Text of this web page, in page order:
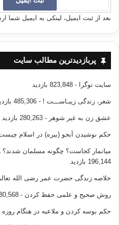
نیست؛ یعنی بودن مقدمات مساوی با
که چه روی می دهد و چه روی نمی دهد،
گناه شده است؛ پس بودن و نبودن
او مهم باشد.
او فردی متوکل است.
توکل مستلزم اخذ اسباب است:
ذکر این توضیح نیز ضروری است که توکل
روشن شدن مطلب مثالی را به اختصار ذکر
وضعیت هم به گونه ای است که بیماران
کنند.
بعد از ثبت ایمیل، لینکی به ایمیل شما
پربازدیدترین مطالب سایت
سایت نوگرا - 823,848 بازدید
شعر، زندگی زیبـاســـت ! - 485,306 بازدید
عشق زن به غیر شوهر - 280,263 بازدید
حکم نوشیدن آبجو (بیره) در اسلام
میانمار کجاست؟ چگونه مسلمان
196,144 بازدید
خلاصه زندگی حضرت عمر رضی الله
روش صحیح و علمی حفظ کردن - 180,568 بازدید
حکم بوسه کردن و ملاعبه در هنگام روزه